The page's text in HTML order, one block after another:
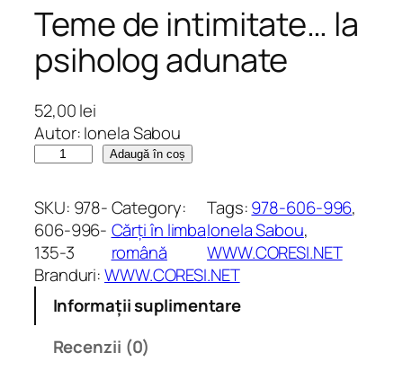
Teme de intimitate… la
psiholog adunate
52,00lei
Autor: Ionela Sabou
n
t
i
t
a
Adaugă în coș
SKU: 978-
606-996-
135-3
Category:
Cărți în limba
română
Tags:978-606-996
Ionela Sabou
WWW.CORESI.NET
Branduri:WWW.CORESI.NET
Informații suplimentare
Recenzii (0)